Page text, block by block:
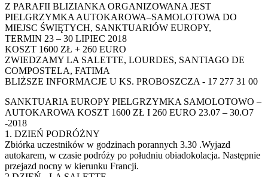
Z PARAFII BLIZIANKA ORGANIZOWANA JEST
PIELGRZYMKA AUTOKAROWA–SAMOLOTOWA DO
MIEJSC ŚWIĘTYCH, SANKTUARIÓW EUROPY,
TERMIN 23 – 30 LIPIEC 2018
KOSZT 1600 ZŁ + 260 EURO
ZWIEDZAMY LA SALETTE, LOURDES, SANTIAGO DE
COMPOSTELA, FATIMA
BLIŻSZE INFORMACJE U KS. PROBOSZCZA - 17 277 31 00
SANKTUARIA EUROPY PIELGRZYMKA SAMOLOTOWO –
AUTOKAROWA KOSZT 1600 ZŁ I 260 EURO 23.07 – 30.O7
-2018
1. DZIEŃ PODRÓŻNY
Zbiórka uczestników w godzinach porannych 3.30 .Wyjazd
autokarem, w czasie podróży po południu obiadokolacja. Następnie
przejazd nocny w kierunku Francji.